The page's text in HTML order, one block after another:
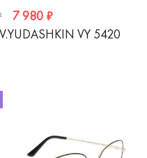
7 980 ₽
VY 5420